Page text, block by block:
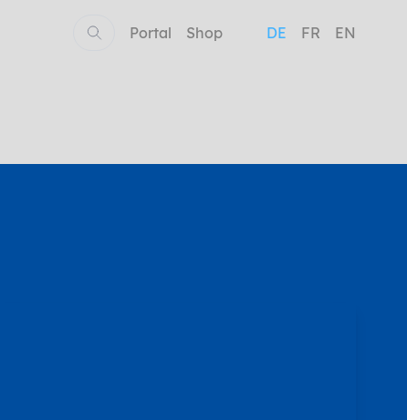
Portal Shop DE FR EN